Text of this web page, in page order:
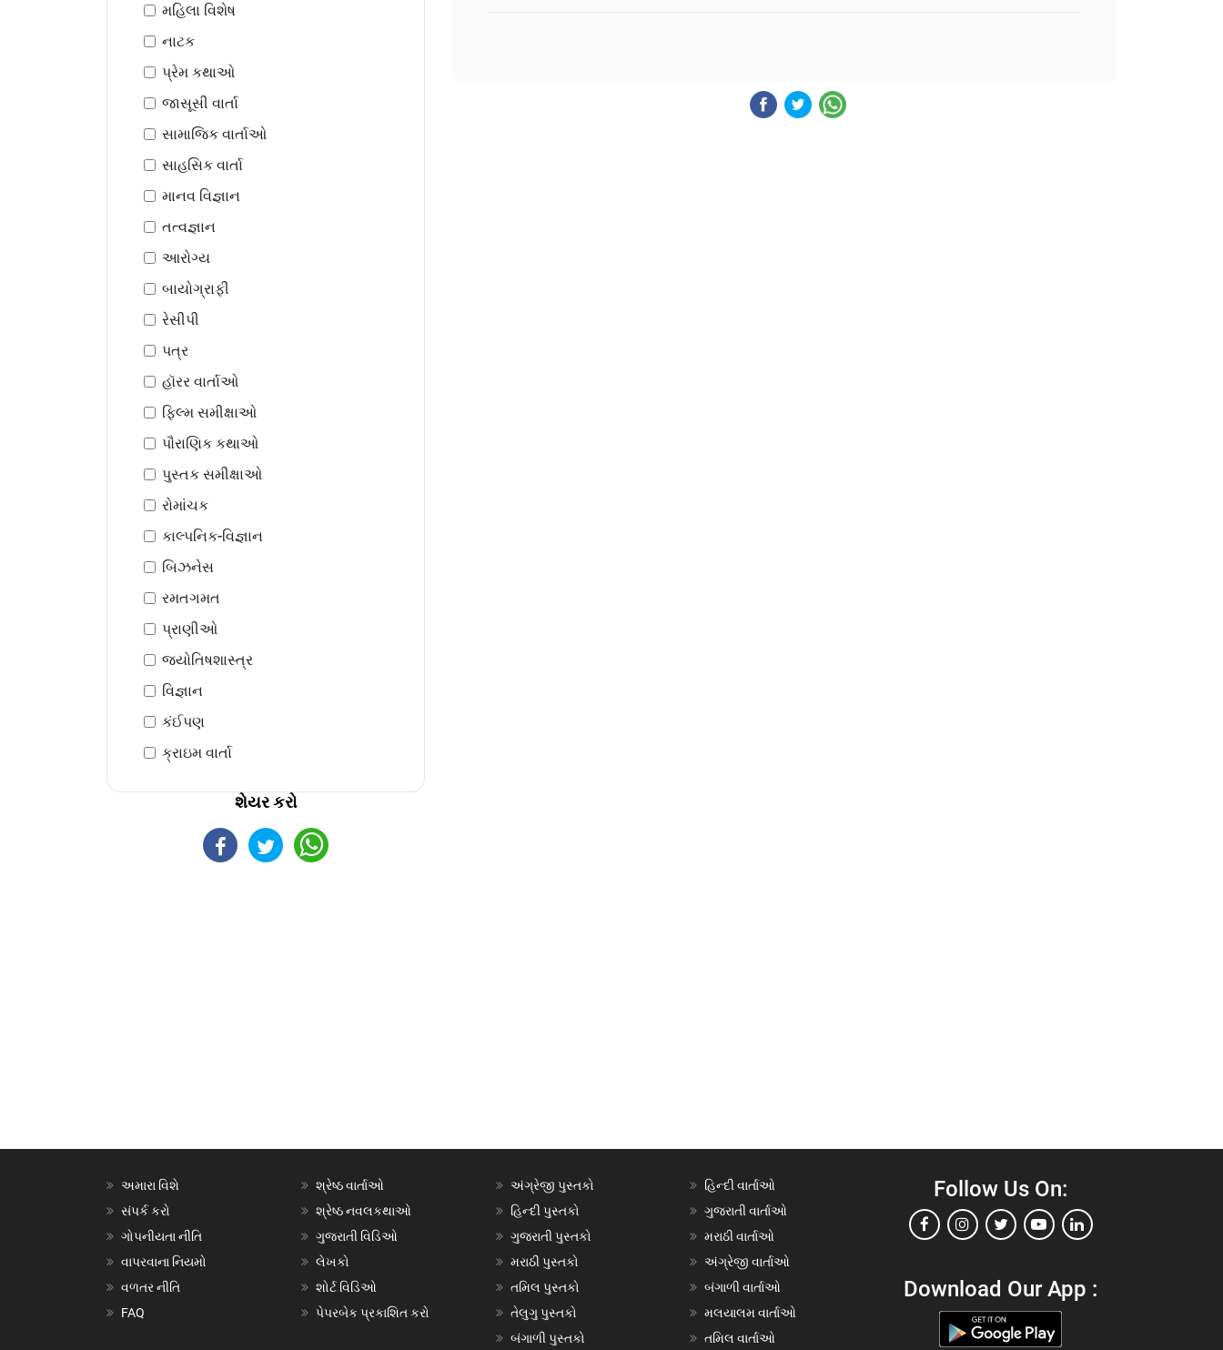
મહિલા વિશેષ
નાટક
પ્રેમ કથાઓ
જાસૂસી વાર્તા
સામાજિક વાર્તાઓ
સાહસિક વાર્તા
માનવ વિજ્ઞાન
તત્વજ્ઞાન
આરોગ્ય
બાયોગ્રાફી
રેસીપી
પત્ર
હૉરર વાર્તાઓ
ફિલ્મ સમીક્ષાઓ
પૌરાણિક કથાઓ
પુસ્તક સમીક્ષાઓ
રોમાંચક
કાલ્પનિક-વિજ્ઞાન
બિઝનેસ
રમતગમત
પ્રાણીઓ
જ્યોતિષશાસ્ત્ર
વિજ્ઞાન
કંઈપણ
ક્રાઇમ વાર્તા
શેયર કરો
અમારા વિશે
સંપર્ક કરો
ગોપનીયતા નીતિ
વાપરવાના નિયમો
વળતર નીતિ
FAQ
શ્રેષ્ઠ વાર્તાઓ
શ્રેષ્ઠ નવલકથાઓ
ગુજરાતી વિડિઓ
લેખકો
શોર્ટ વિડિઓ
પેપરબેક પ્રકાશિત કરો
અંગ્રેજી પુસ્તકો
હિન્દી પુસ્તકો
ગુજરાતી પુસ્તકો
મરાઠી પુસ્તકો
તમિલ પુસ્તકો
તેલુગુ પુસ્તકો
બંગાળી પુસ્તકો
હિન્દી વાર્તાઓ
ગુજરાતી વાર્તાઓ
મરાઠી વાર્તાઓ
અંગ્રેજી વાર્તાઓ
બંગાળી વાર્તાઓ
મલયાલમ વાર્તાઓ
તમિલ વાર્તાઓ
Follow Us On:
Download Our App :